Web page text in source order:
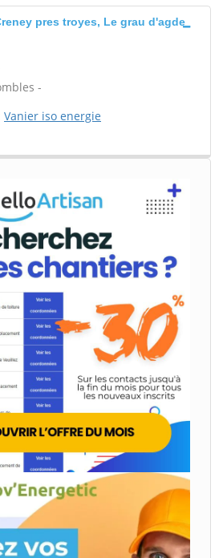
pres troyes, Le grau d'agde
-
Vanier iso energie